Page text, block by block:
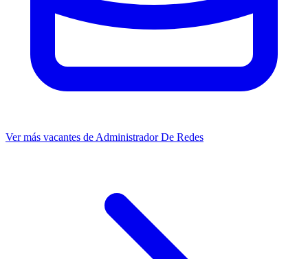
Ver más vacantes de Administrador De Redes